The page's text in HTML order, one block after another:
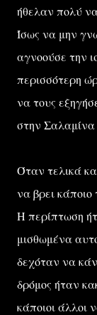
ήθελαν πολύ
Ίσως να μην
αγνοούσε την
περισσότερη
να τους
στην
Όταν τελικά
να βρει κάποιο
Η περίπτωση
μισθωμένα
δεχόταν να
δρόμος ήταν
κάποιοι άλλοι